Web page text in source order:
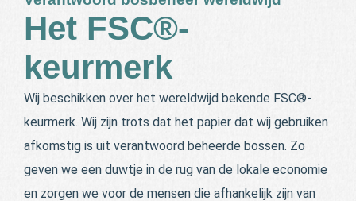
Het FSC®-
keurmerk
Wij beschikken over het wereldwijd bekende FSC®-
keurmerk. Wij zijn trots dat het papier dat wij gebruiken
afkomstig is uit verantwoord beheerde bossen. Zo
geven we een duwtje in de rug van de lokale economie
en zorgen we voor de mensen die afhankelijk zijn van